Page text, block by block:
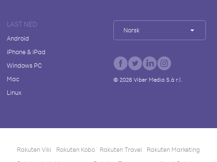
LAST NED
Android
iPhone & iPad
Windows PC
Mac
Linux
Norsk
© 2026Viber Media S.à r.l.
Rakuten Viki Rakuten Kobo Rakuten Travel
Rakuten Marketing